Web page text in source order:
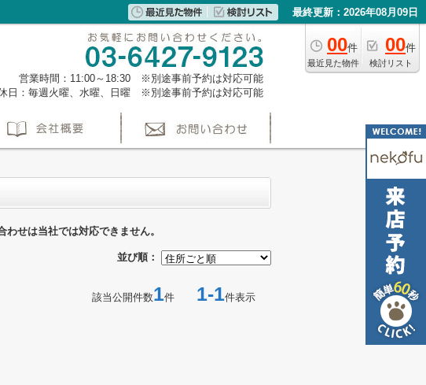
最終更新：2026年08月09日
00件
最近見た物件
00件
検討リスト
営業時間：11:00～18:30 ※別途事前予約は対応可能
日：毎週火曜、水曜、日曜 ※別途事前予約は対応可能
せは当社では対応できません。
並び順：
該当公開件数1件 1-1件表示